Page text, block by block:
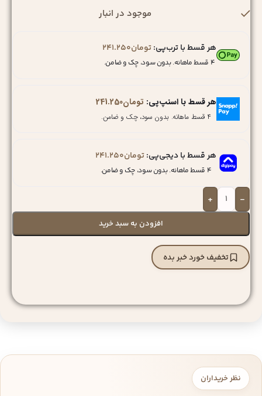
موجود در انبار
هر قسط با ترب‌پی:تومان241.250
۴ قسط ماهانه. بدون سود، چک و ضامن.
هر قسط با اسنپ‌پی: تومان241.250
۴ قسط ماهانه. بدون سود، چک و ضامن.
هر قسط با دیجی‌پی:تومان241.250
۴ قسط ماهانه. بدون سود، چک و ضامن.
-
+
افزودن به سبد خرید
تخفیف خورد خبر بده
نظر خریداران